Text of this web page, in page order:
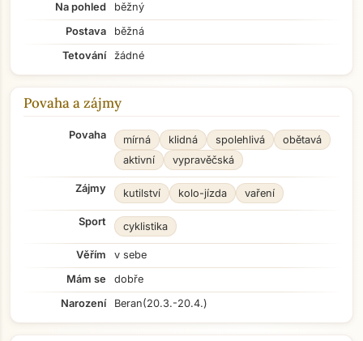
Na pohled
běžný
Postava
běžná
Tetování
žádné
Povaha a zájmy
Povaha mírná klidná spolehlivá
obětavá
aktivní
vypravěčská
Zájmy kutilství kolo-jízda vaření
Sport cyklistika
Věřím
v sebe
Mám se
dobře
Narození
Beran(20.3.-20.4.)